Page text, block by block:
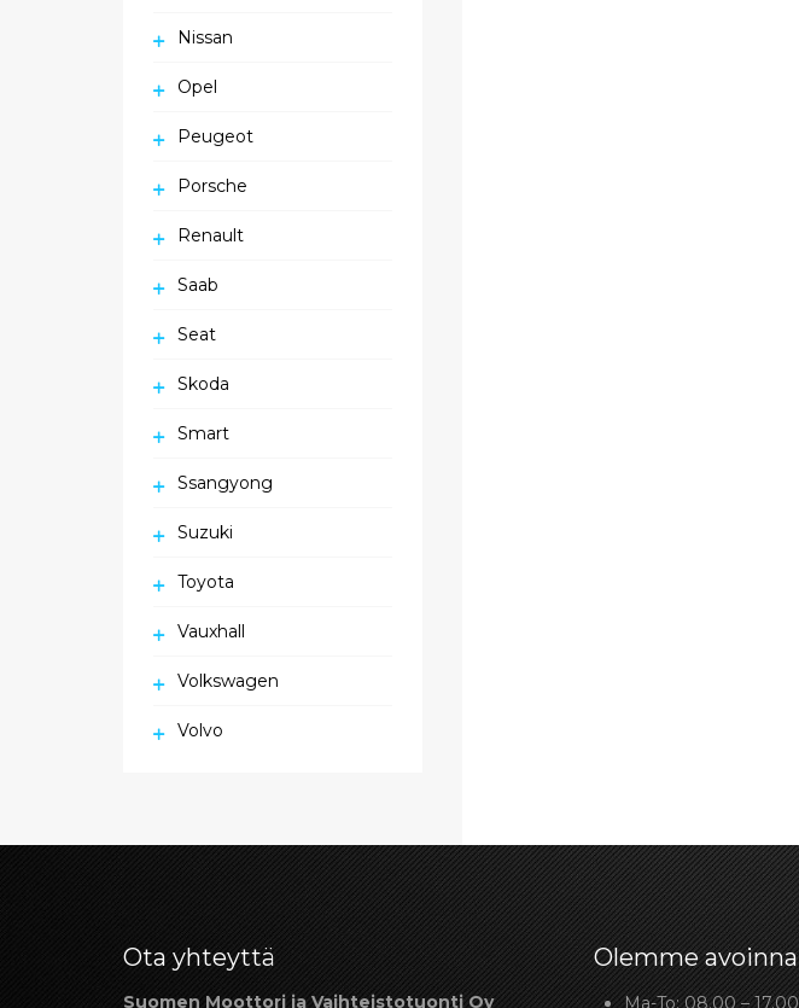
Nissan
Opel
Peugeot
Porsche
Renault
Saab
Seat
Skoda
Smart
Ssangyong
Suzuki
Toyota
Vauxhall
Volkswagen
Volvo
Ota yhteyttä
Suomen Moottori ja Vaihteistotuonti Oy
Olemme avoinna
Ma-To: 08.00 – 17.00